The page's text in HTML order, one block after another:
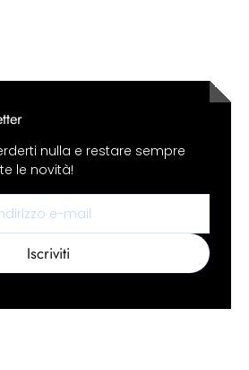
nulla e restare sempre
le novità!
Iscriviti